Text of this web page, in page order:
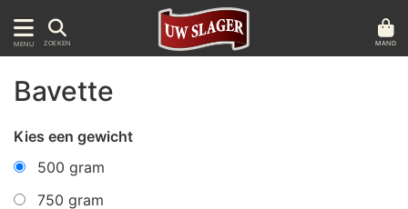
MENU ZOEKEN MAND
Bavette
Kies een gewicht
500 gram
750 gram